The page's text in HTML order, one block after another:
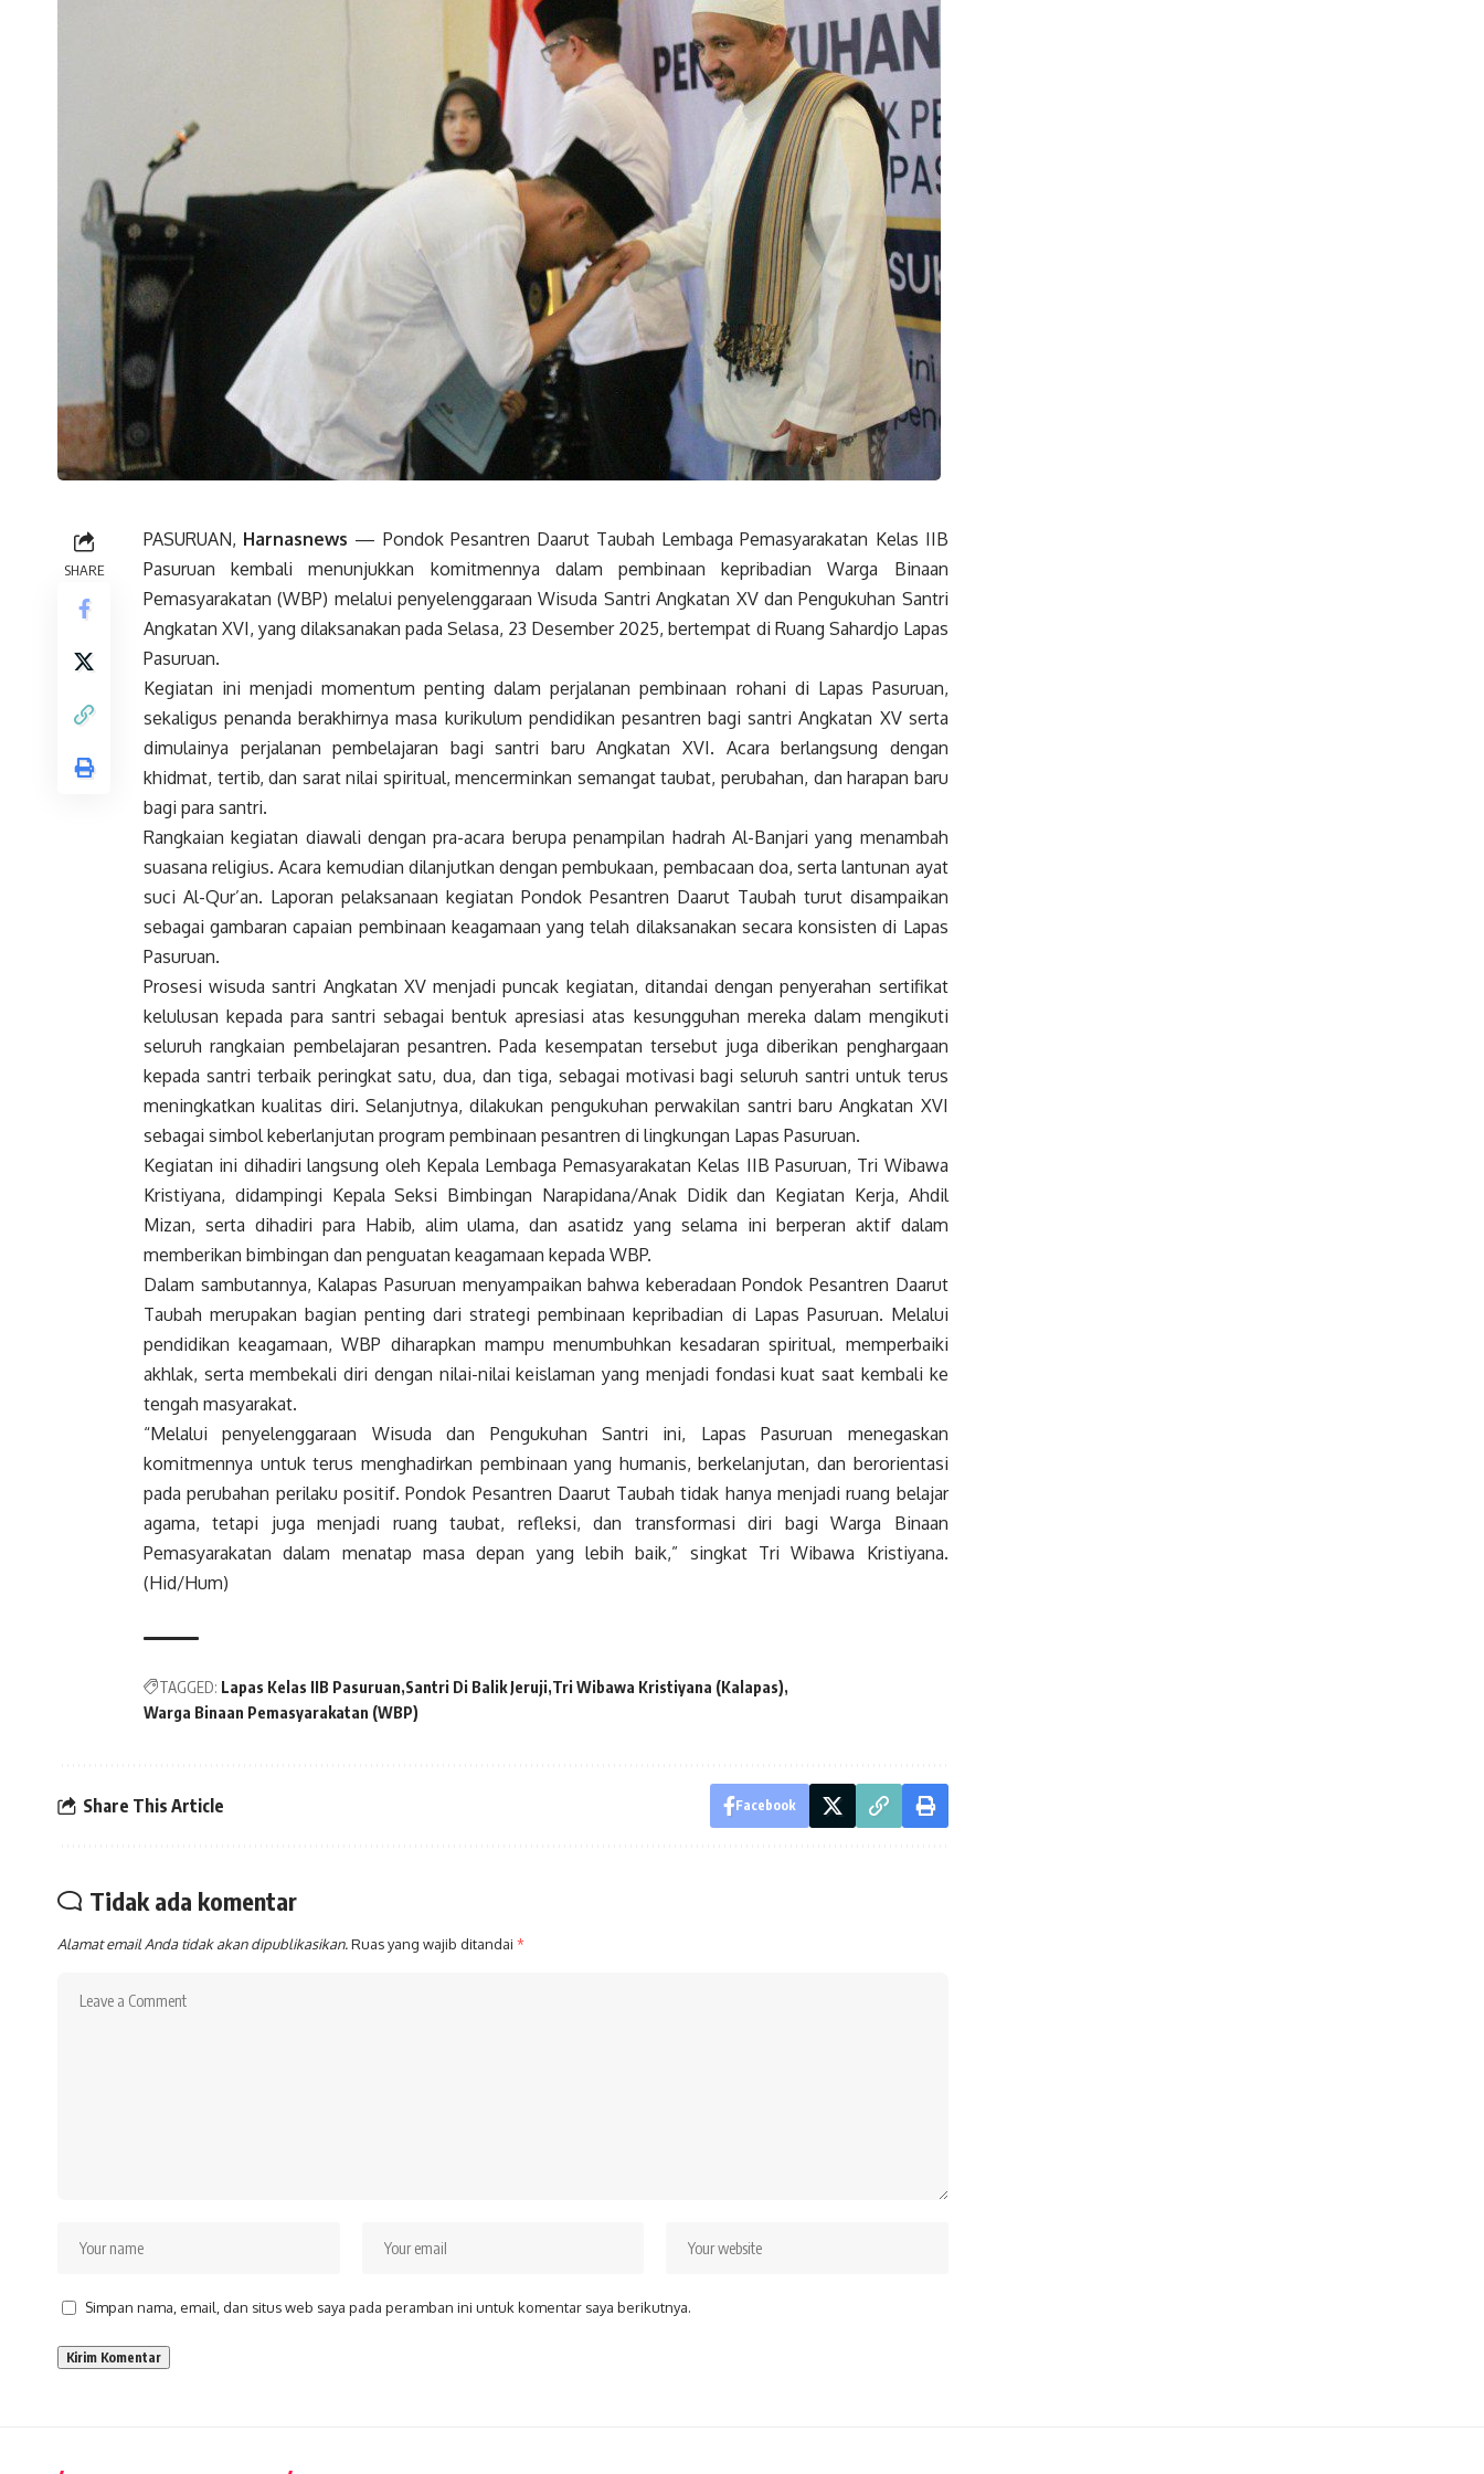
SHARE
PASURUAN, Harnasnews — Pondok Pesantren Daarut Taubah Lembaga Pemasyarakatan Kelas IIB
Pasuruan kembali menunjukkan komitmennya dalam pembinaan kepribadian Warga Binaan
Pemasyarakatan (WBP) melalui penyelenggaraan Wisuda Santri Angkatan XV dan Pengukuhan Santri
Angkatan XVI, yang dilaksanakan pada Selasa, 23 Desember 2025, bertempat di Ruang Sahardjo Lapas
Pasuruan.
Kegiatan ini menjadi momentum penting dalam perjalanan pembinaan rohani di Lapas Pasuruan,
sekaligus penanda berakhirnya masa kurikulum pendidikan pesantren bagi santri Angkatan XV serta
dimulainya perjalanan pembelajaran bagi santri baru Angkatan XVI. Acara berlangsung dengan
khidmat, tertib, dan sarat nilai spiritual, mencerminkan semangat taubat, perubahan, dan harapan baru
bagi para santri.
Rangkaian kegiatan diawali dengan pra-acara berupa penampilan hadrah Al-Banjari yang menambah
suasana religius. Acara kemudian dilanjutkan dengan pembukaan, pembacaan doa, serta lantunan ayat
suci Al-Qur’an. Laporan pelaksanaan kegiatan Pondok Pesantren Daarut Taubah turut disampaikan
sebagai gambaran capaian pembinaan keagamaan yang telah dilaksanakan secara konsisten di Lapas
Pasuruan.
Prosesi wisuda santri Angkatan XV menjadi puncak kegiatan, ditandai dengan penyerahan sertifikat
kelulusan kepada para santri sebagai bentuk apresiasi atas kesungguhan mereka dalam mengikuti
seluruh rangkaian pembelajaran pesantren. Pada kesempatan tersebut juga diberikan penghargaan
kepada santri terbaik peringkat satu, dua, dan tiga, sebagai motivasi bagi seluruh santri untuk terus
meningkatkan kualitas diri. Selanjutnya, dilakukan pengukuhan perwakilan santri baru Angkatan XVI
sebagai simbol keberlanjutan program pembinaan pesantren di lingkungan Lapas Pasuruan.
Kegiatan ini dihadiri langsung oleh Kepala Lembaga Pemasyarakatan Kelas IIB Pasuruan, Tri Wibawa
Kristiyana, didampingi Kepala Seksi Bimbingan Narapidana/Anak Didik dan Kegiatan Kerja, Ahdil
Mizan, serta dihadiri para Habib, alim ulama, dan asatidz yang selama ini berperan aktif dalam
memberikan bimbingan dan penguatan keagamaan kepada WBP.
Dalam sambutannya, Kalapas Pasuruan menyampaikan bahwa keberadaan Pondok Pesantren Daarut
Taubah merupakan bagian penting dari strategi pembinaan kepribadian di Lapas Pasuruan. Melalui
pendidikan keagamaan, WBP diharapkan mampu menumbuhkan kesadaran spiritual, memperbaiki
akhlak, serta membekali diri dengan nilai-nilai keislaman yang menjadi fondasi kuat saat kembali ke
tengah masyarakat.
“Melalui penyelenggaraan Wisuda dan Pengukuhan Santri ini, Lapas Pasuruan menegaskan
komitmennya untuk terus menghadirkan pembinaan yang humanis, berkelanjutan, dan berorientasi
pada perubahan perilaku positif. Pondok Pesantren Daarut Taubah tidak hanya menjadi ruang belajar
agama, tetapi juga menjadi ruang taubat, refleksi, dan transformasi diri bagi Warga Binaan
Pemasyarakatan dalam menatap masa depan yang lebih baik,” singkat Tri Wibawa Kristiyana.
(Hid/Hum)
TAGGED: Lapas Kelas IIB Pasuruan Santri Di Balik Jeruji Tri Wibawa Kristiyana (Kalapas)
Warga Binaan Pemasyarakatan (WBP)
Share This Article Facebook
Tidak ada komentar
Alamat email Anda tidak akan dipublikasikan.Ruas yang wajib ditandai *
Simpan nama, email, dan situs web saya pada peramban ini untuk komentar saya berikutnya.